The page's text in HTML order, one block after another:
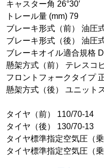
キャスター角 26°30′
トレール量 (mm) 79
ブレーキ形式（前） 油圧
ブレーキ形式（後） 油圧
ブレーキオイル適合規格
懸架方式（前） テレスコ
フロントフォークタイプ
懸架方式（後） ユニット
タイヤ（前） 110/70-14
タイヤ（後） 130/70-13
タイヤ標準指定空気圧（
タイヤ標準指定空気圧（